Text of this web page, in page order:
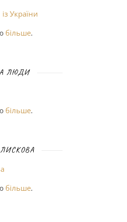
більше.
ЛЮДИ
більше.
більше.